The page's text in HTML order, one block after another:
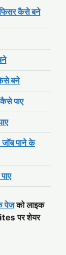
कैसे बने
बने
पाए
पाने के
पेजको लाइक
पर शेयर